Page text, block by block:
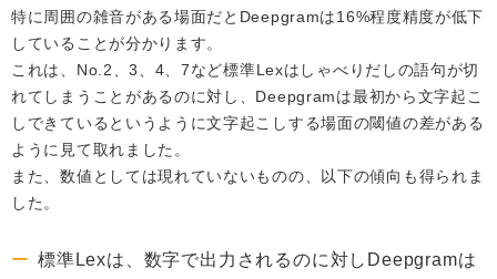
特に周囲の雑音がある場面だとDeepgramは16%程度精度が低下
していることが分かります。
これは、No.2、3、4、7など標準Lexはしゃべりだしの語句が切
れてしまうことがあるのに対し、Deepgramは最初から文字起こ
しできているというように文字起こしする場面の閾値の差がある
ように見て取れました。
また、数値としては現れていないものの、以下の傾向も得られま
した。
標準Lexは、数字で出力されるのに対しDeepgramは